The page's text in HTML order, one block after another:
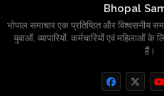
Bhopal
भोपाल समाचार एक प्रतिष्ठित और विश्वसनीय
युवाओं, व्यापारियों, कर्मचारियों एवं महिलाओं के
हैं।